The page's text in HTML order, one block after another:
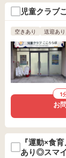
児童クラブ
空きあり 送迎あり
1
お
『運動×食
あり◎スマ